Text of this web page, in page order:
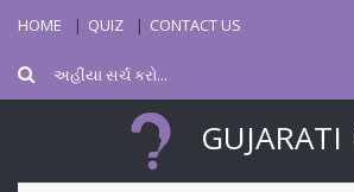
HOME QUIZ CONTACT US